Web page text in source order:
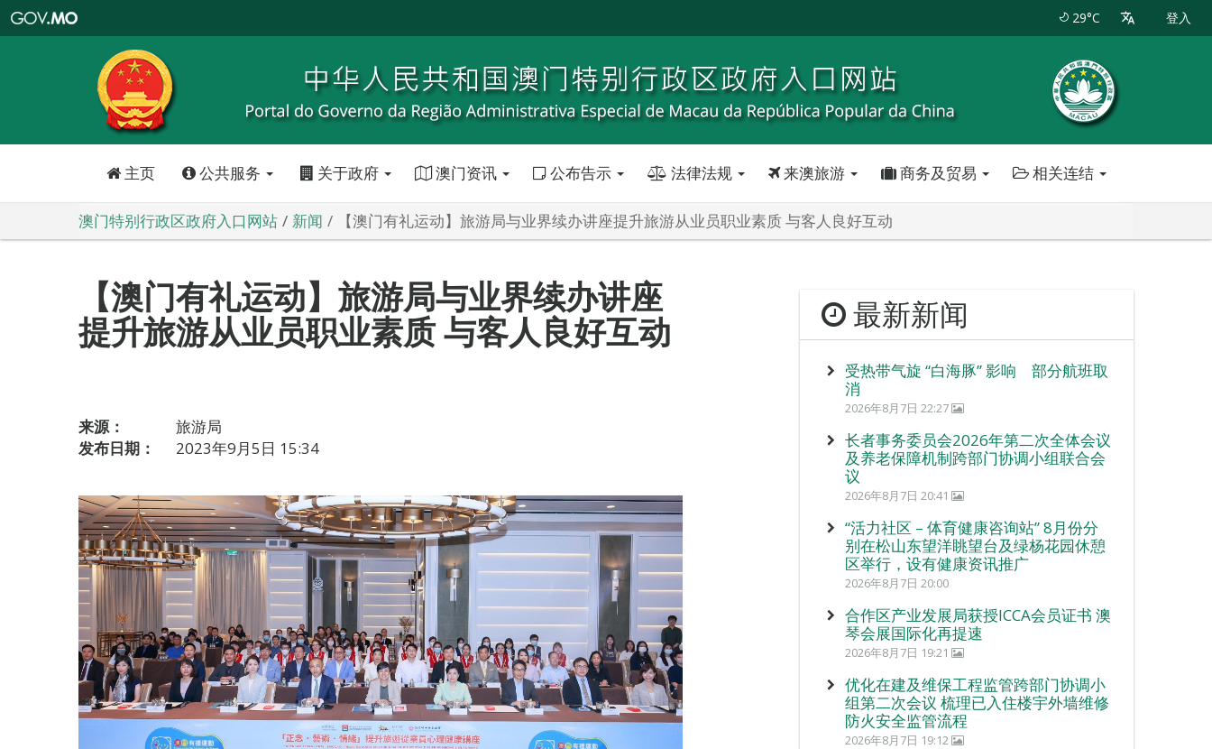
特
政
区
政
口
29°C 登入
主页 公共服务 关于政府 澳门资讯 公布告示 法律法规 来澳旅游 商务及贸易 相关连结
澳门特别行政区政府入口网站 新闻 【澳门有礼运动】旅游局与业界续办讲座提升旅游从业员职业素质 与客人良好互动
【澳门有礼运动】旅游局与业界续办讲座
提升旅游从业员职业素质 与客人良好互动
来源：
旅游局
发布日期：
2023年9月5日 15:34
最新新闻
受热带气旋 “白海豚” 影响 部分航班取
消
2026年8月7日 22:27
长者事务委员会2026年第二次全体会议
及养老保障机制跨部门协调小组联合会
议
2026年8月7日 20:41
“活力社区 – 体育健康咨询站” 8月份分
别在松山东望洋眺望台及绿杨花园休憩
区举行，设有健康资讯推广
2026年8月7日 20:00
合作区产业发展局获授ICCA会员证书 澳
琴会展国际化再提速
2026年8月7日 19:21
优化在建及维保工程监管跨部门协调小
组第二次会议 梳理已入住楼宇外墙维修
防火安全监管流程
2026年8月7日 19:12